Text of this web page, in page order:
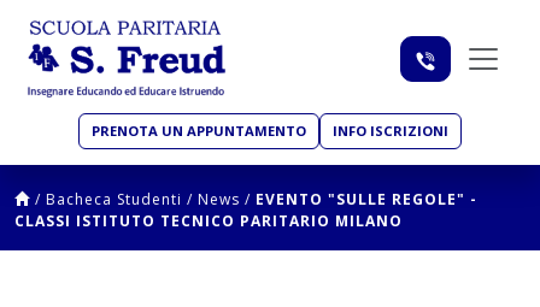
PRENOTA UN APPUNTAMENTO INFO ISCRIZIONI
/ Bacheca Studenti / News / EVENTO "SULLE REGOLE" -
CLASSI ISTITUTO TECNICO PARITARIO MILANO